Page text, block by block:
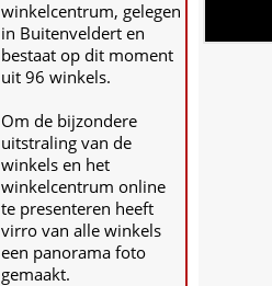
winkelcentrum, gelegen
in Buitenveldert en
bestaat op dit moment
uit 96 winkels.
Om de bijzondere
uitstraling van de
winkels en het
winkelcentrum online
te presenteren heeft
virro van alle winkels
een panorama foto
gemaakt.